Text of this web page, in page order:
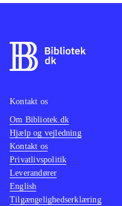
Kontakt os
Om Bibliotek.dk
Hjælp og vejledning
Kontakt os
Privatlivspolitik
Leverandører
English
Tilgængelighedserklæring